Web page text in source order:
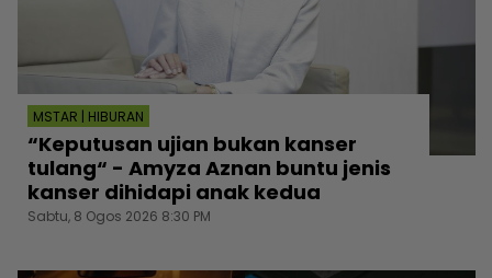
MSTAR | HIBURAN
“Keputusan ujian bukan kanser
tulang“ - Amyza Aznan buntu jenis
kanser dihidapi anak kedua
Sabtu, 8 Ogos 2026 8:30 PM